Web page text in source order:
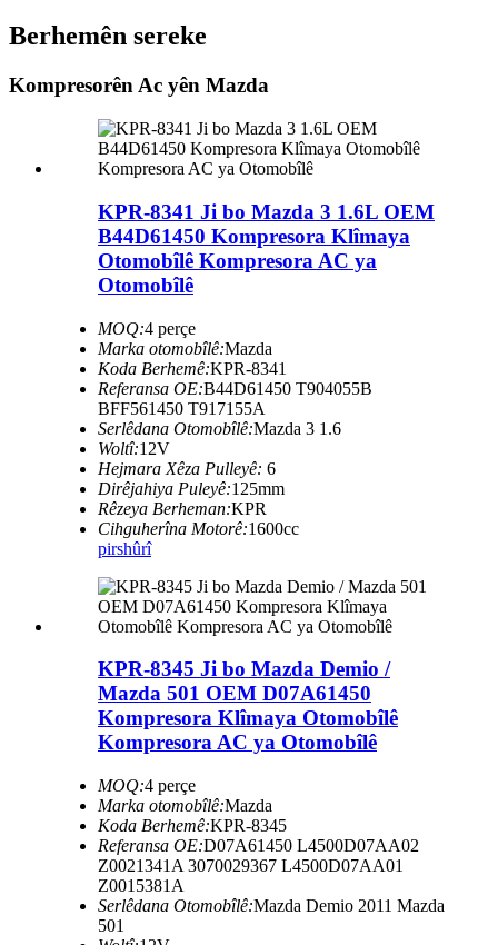
Berhemên sereke
Kompresorên Ac yên Mazda
KPR-8341 Ji bo Mazda 3 1.6L OEM
B44D61450 Kompresora Klîmaya
Otomobîlê Kompresora AC ya
Otomobîlê
MOQ:4 perçe
Marka otomobîlê:Mazda
Koda Berhemê:KPR-8341
Referansa OE:B44D61450 T904055B
BFF561450 T917155A
Serlêdana Otomobîlê:Mazda 3 1.6
Woltî:12V
Hejmara Xêza Pulleyê: 6
Dirêjahiya Puleyê:125mm
Rêzeya Berheman:KPR
Cihguherîna Motorê:1600cc
pirshûrî
KPR-8345 Ji bo Mazda Demio /
Mazda 501 OEM D07A61450
Kompresora Klîmaya Otomobîlê
Kompresora AC ya Otomobîlê
MOQ:4 perçe
Marka otomobîlê:Mazda
Koda Berhemê:KPR-8345
Referansa OE:D07A61450 L4500D07AA02
Z0021341A 3070029367 L4500D07AA01
Z0015381A
Serlêdana Otomobîlê:Mazda Demio 2011 Mazda
501